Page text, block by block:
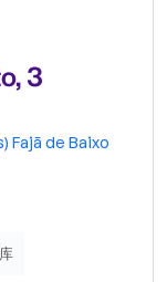
3
Fajã de Baixo